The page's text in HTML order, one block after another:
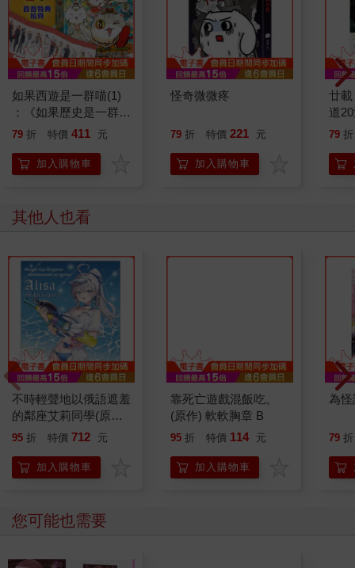
如果西遊是一群喵(1)
：《如果歷史是一群
喵》作者最新力作，附
79 折 特價 411 元
加入購物車
怪奇微微疼
79 折 特價 221 元
加入購物車
廿
道
79 折
其他人也看
不時輕聲地以俄語遮羞
的鄰座艾莉同學(原作)
整片式門簾 B
95 折 特價 712 元
加入購物車
靠死亡遊戲混飯吃。
(原作) 軟軟胸章 B
95 折 特價 114 元
加入購物車
為
79 折
您可能也需要